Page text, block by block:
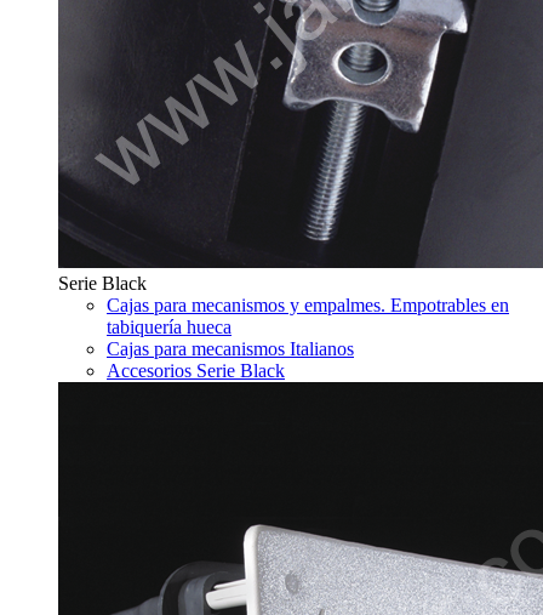
Serie Black
Cajas para mecanismos y empalmes. Empotrables en
tabiquería hueca
Cajas para mecanismos Italianos
Accesorios Serie Black